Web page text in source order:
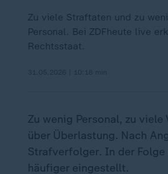
Zu viele Straftaten und zu
Personal. Bei ZDFheute live
Rechtsstaat.
Zu wenig Personal, zu
über Überlastung. Nach
Strafverfolger. In der
häufiger eingestellt.